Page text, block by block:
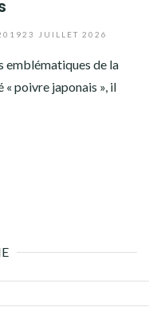
23 JUILLET 2026
emblématiques de la
« poivre japonais », il